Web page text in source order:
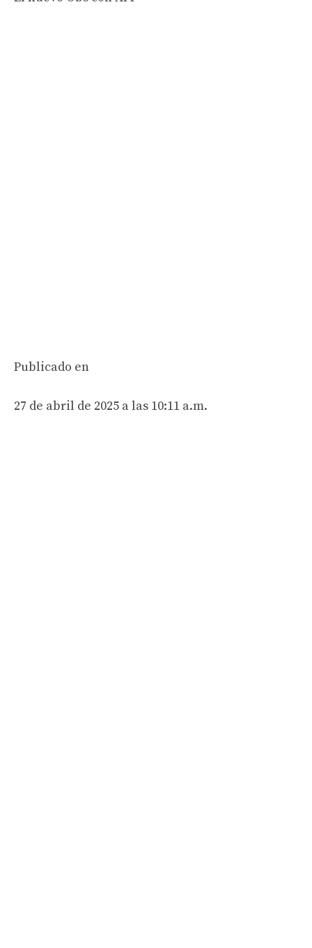
Publicado en
27 de abril de 2025 a las 10:11 a.m.